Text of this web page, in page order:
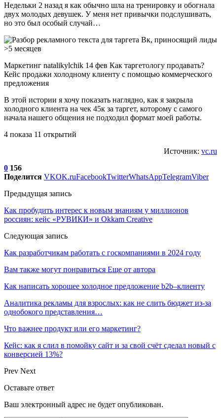
Недельки 2 назад я как обычно шла на тренировку и обогнала
двух молодых девушек. У меня нет привычки подслушивать,
но это был особый случай…
Маркетинг natalikylchik 14 фев Как таргетологу продавать?
Кейс продажи холодному клиенту с помощью коммерческого
предложения
В этой истории я хочу показать наглядно, как я закрыла
холодного клиента на чек 45к за таргет, которому с самого
начала нашего общения не подходил формат моей работы.
4 показа 11 открытий
Источник: vc.ru
0 156
Поделится VKOK.ruFacebookTwitterWhatsAppTelegramViber
Предыдущая запись
Как пробудить интерес к новым знаниям у миллионов
россиян: кейс «РУВИКИ» и Okkam Creative
Следующая запись
Как разработчикам работать с госкомпаниями в 2024 году
Вам также могут понравиться Еще от автора
Как написать хорошее холодное предложение b2b–клиенту
Аналитика рекламы для взрослых: как не слить бюджет из-за
однобокого представления…
Что важнее продукт или его маркетинг?
Кейс: как я слил в помойку сайт и за свой счёт сделал новый с
конверсией 13%?
Prev Next
Оставьте ответ
Ваш электронный адрес не будет опубликован.